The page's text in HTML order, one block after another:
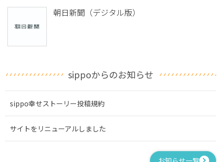
朝日新聞（デジタル版）
sippoからのお知らせ
sippo幸せストーリー投稿規約
サイトをリニューアルしました